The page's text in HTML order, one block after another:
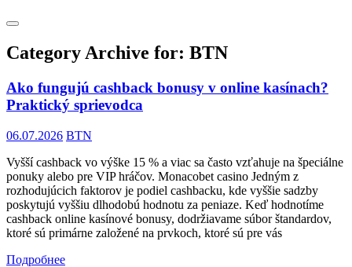
Category Archive for: BTN
Ako fungujú cashback bonusy v online kasínach?
Praktický sprievodca
06.07.2026 BTN
Vyšší cashback vo výške 15 % a viac sa často vzťahuje na špeciálne
ponuky alebo pre VIP hráčov. Monacobet casino Jedným z
rozhodujúcich faktorov je podiel cashbacku, kde vyššie sadzby
poskytujú vyššiu dlhodobú hodnotu za peniaze. Keď hodnotíme
cashback online kasínové bonusy, dodržiavame súbor štandardov,
ktoré sú primárne založené na prvkoch, ktoré sú pre vás
Подробнее